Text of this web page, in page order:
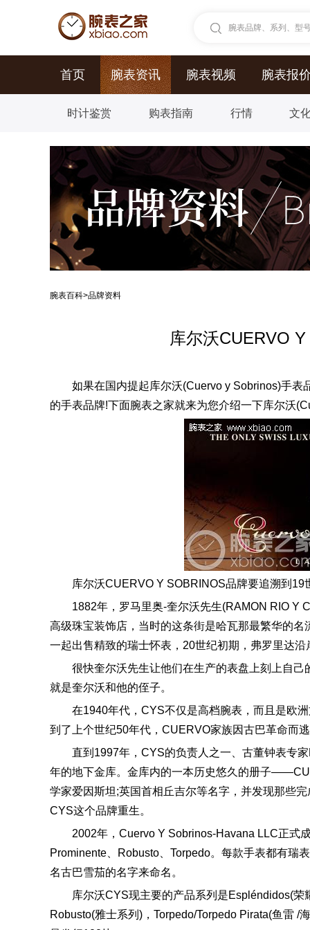
腕表品牌、系列、型
首页 腕表资讯 腕表视频 腕表报价
时计鉴赏 购表指南 行情 文
腕表百科>品牌资料
库尔沃CUERVO
如果在国内提起库尔沃(Cuervo y Sobrinos)手
的手表品牌!下面腕表之家就来为您介绍一下库尔沃
库尔沃CUERVO Y SOBRINOS品牌要追溯到19
1882年，罗马里奥-奎尔沃先生(RAMON RIO Y
高级珠宝装饰店，当时的这条街是哈瓦那最繁华的
一起出售精致的瑞士怀表，20世纪初期，弗罗里达沿
很快奎尔沃先生让他们在生产的表盘上刻上自
就是奎尔沃和他的侄子。
在1940年代，CYS不仅是高档腕表，而且是欧
到了上个世纪50年代，CUERVO家族因古巴革命而
直到1997年，CYS的负责人之一、古董钟表专
年的地下金库。金库内的一本历史悠久的册子
学家爱因斯坦;英国首相丘吉尔等名字，并发现那些
CYS这个品牌重生。
2002年，Cuervo Y Sobrinos-Havana LLC正式
Prominente、Robusto、Torpedo。每款手表都有瑞
名古巴雪茄的名字来命名。
库尔沃CYS现主要的产品系列是Espléndidos(荣
Robusto(雅士系列)，Torpedo/Torpedo Pirata(鱼雷